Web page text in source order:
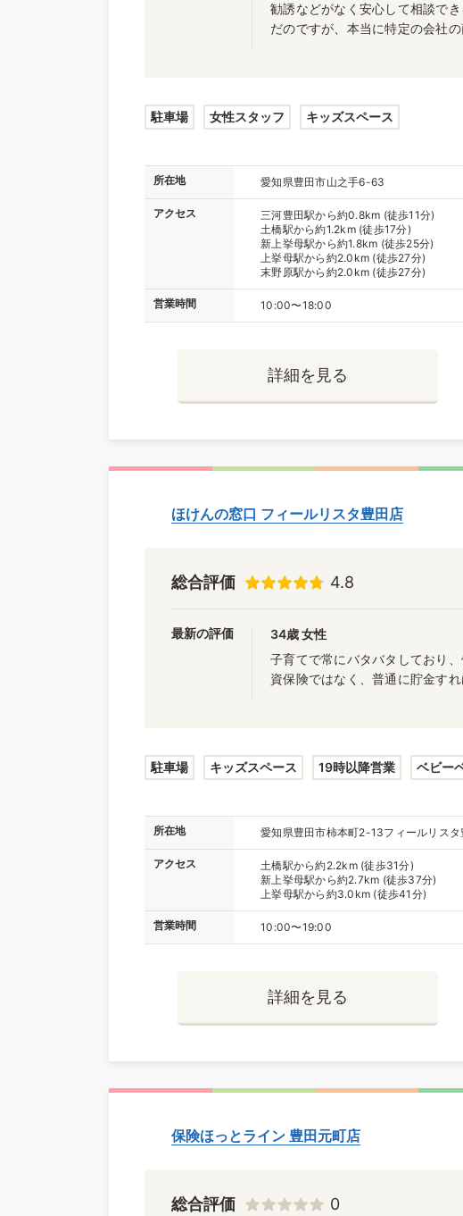
勧誘などがなく安心して相談で
だのですが、本当に特定の会社
駐車場 女性スタッフ キッズスペース
所在地 愛知県豊田市山之手6-63
アクセス
三河豊田駅から約0.8km (徒歩11分)
土橋駅から約1.2km (徒歩17分)
新上挙母駅から約1.8km (徒歩25分)
上挙母駅から約2.0km (徒歩27分)
末野原駅から約2.0km (徒歩27分)
営業時間 10:00〜18:00
詳細を見る
ほけんの窓口 フィールリスタ豊田店
総合評価 4.8
最新の評価 34歳 女性
子育てで常にバタバタしており
資保険ではなく、普通に貯金す
駐車場 キッズスペース 19時以降営業 ベビー
所在地 愛知県豊田市柿本町2-13フィールリスタ
アクセス
土橋駅から約2.2km (徒歩31分)
新上挙母駅から約2.7km (徒歩37分)
上挙母駅から約3.0km (徒歩41分)
営業時間 10:00〜19:00
詳細を見る
保険ほっとライン 豊田元町店
総合評価 0